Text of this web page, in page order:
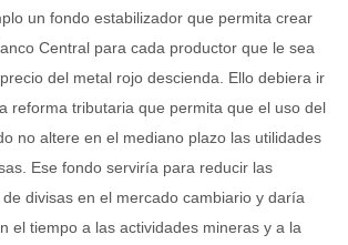
un fondo estabilizador que permita crear
Central para cada productor que le sea
del metal rojo descienda. Ello debiera ir
reforma tributaria que permita que el uso del
no altere en el mediano plazo las utilidades
Ese fondo serviría para reducir las
divisas en el mercado cambiario y daría
el tiempo a las actividades mineras y a la